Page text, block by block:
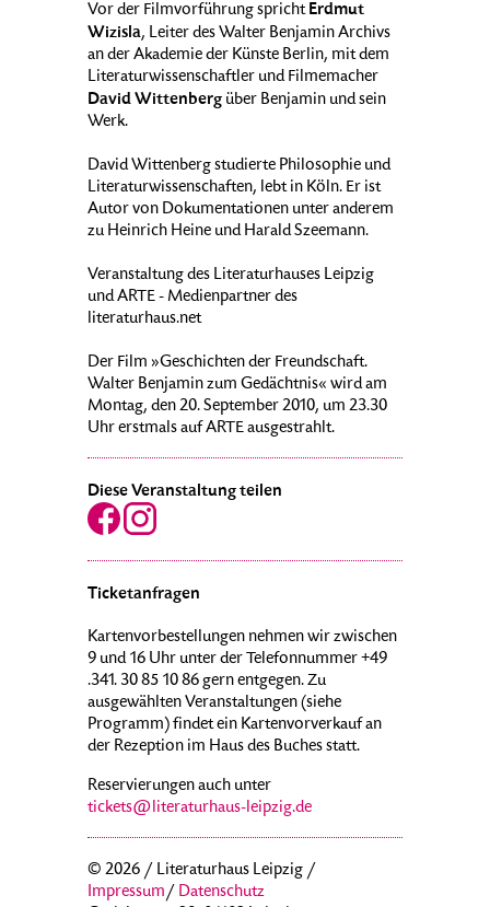
Vor der Filmvorführung sprichtErdmut
Wizisla, Leiter des Walter Benjamin Archivs
an der Akademie der Künste Berlin, mit dem
Literaturwissenschaftler und Filmemacher
David Wittenberg über Benjamin und sein
Werk.
David Wittenberg studierte Philosophie und
Literaturwissenschaften, lebt in Köln. Er ist
Autor von Dokumentationen unter anderem
zu Heinrich Heine und Harald Szeemann.
Veranstaltung des Literaturhauses Leipzig
und ARTE - Medienpartner des
literaturhaus.net
Der Film »Geschichten der Freundschaft.
Walter Benjamin zum Gedächtnis« wird am
Montag, den 20. September 2010, um 23.30
Uhr erstmals auf ARTE ausgestrahlt.
Diese Veranstaltung teilen
Ticketanfragen
Kartenvorbestellungen nehmen wir zwischen
9 und 16 Uhr unter der Telefonnummer +49
.341. 30 85 10 86 gern entgegen. Zu
ausgewählten Veranstaltungen (siehe
Programm) findet ein Kartenvorverkauf an
der Rezeption im Haus des Buches statt.
Reservierungen auch unter
tickets@literaturhaus-leipzig.de
© 2026 / Literaturhaus Leipzig /
Impressum/ Datenschutz